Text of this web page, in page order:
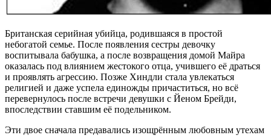
Британская серийная убийца, родившаяся в простой
небогатой семье. После появления сестры девочку
воспитывала бабушка, а после возвращения домой Майра
оказалась под влиянием жестокого отца, учившего её драться
и проявлять агрессию. Позже Хиндли стала увлекаться
религией и даже успела единожды причаститься, но всё
перевернулось после встречи девушки с Йеном Брейди,
впоследствии ставшим её подельником.
Эти двое сначала предавались изощрённым любовным утехам